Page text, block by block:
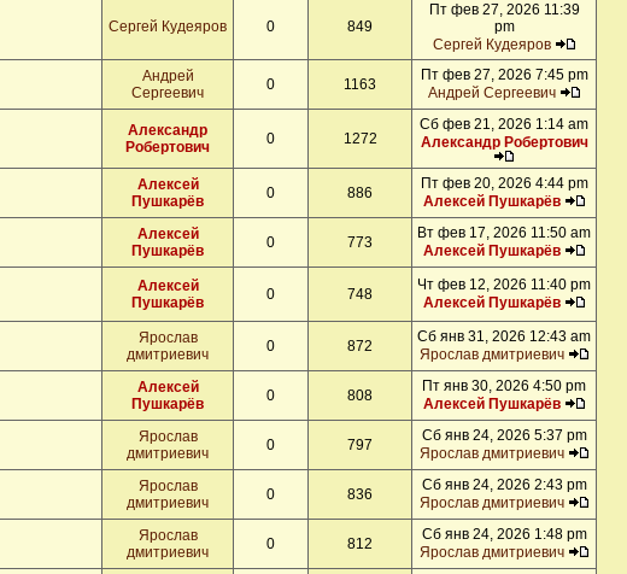
Сергей Кудеяров 0 849
Пт фев 27, 2026 11:39
pm
Сергей Кудеяров
Андрей
Сергеевич
0 1163
Пт фев 27, 2026 7:45 pm
Андрей Сергеевич
Александр
Робертович
0 1272
Сб фев 21, 2026 1:14 am
Александр Робертович
Алексей
Пушкарёв
0 886
Пт фев 20, 2026 4:44 pm
Алексей Пушкарёв
Алексей
Пушкарёв
0 773
Вт фев 17, 2026 11:50 am
Алексей Пушкарёв
Алексей
Пушкарёв
0 748
Чт фев 12, 2026 11:40 pm
Алексей Пушкарёв
Ярослав
дмитриевич
0 872
Сб янв 31, 2026 12:43 am
Ярослав дмитриевич
Алексей
Пушкарёв
0 808
Пт янв 30, 2026 4:50 pm
Алексей Пушкарёв
Ярослав
дмитриевич
0 797
Сб янв 24, 2026 5:37 pm
Ярослав дмитриевич
Ярослав
дмитриевич
0 836
Сб янв 24, 2026 2:43 pm
Ярослав дмитриевич
Ярослав
дмитриевич
0 812
Сб янв 24, 2026 1:48 pm
Ярослав дмитриевич